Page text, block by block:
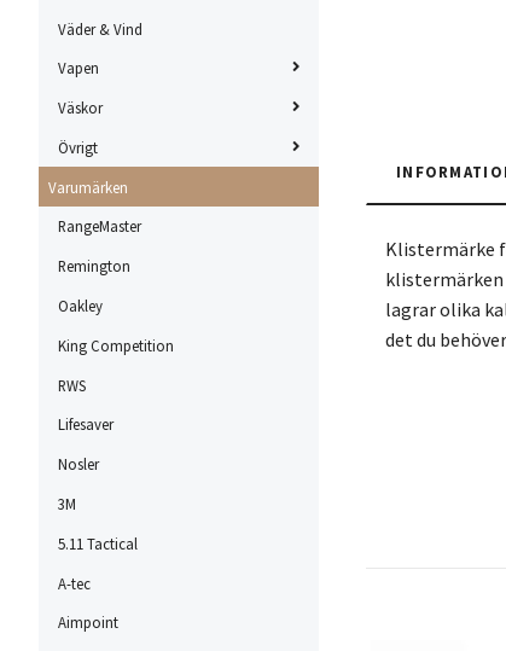
Väder & Vind
Vapen
Väskor
Övrigt
Varumärken
RangeMaster
Remington
Oakley
King Competition
RWS
Lifesaver
Nosler
3M
5.11 Tactical
A-tec
Aimpoint
Klistermärke
lagrar olika
det du